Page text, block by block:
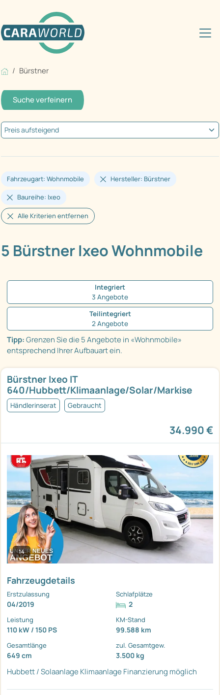
Bürstner
Suche verfeinern
Fahrzeugart: Wohnmobile Hersteller: Bürstner
Baureihe: Ixeo
Alle Kriterien entfernen
5 Bürstner Ixeo Wohnmobile
Integriert
3 Angebote
Teilintegriert
2 Angebote
Tipp:Grenzen Sie die 5 Angebote in «Wohnmobile»
entsprechend Ihrer Aufbauart ein.
Bürstner Ixeo IT
640/Hubbett/Klimaanlage/Solar/Markise
Händlerinserat Gebraucht
34.990 €
14
Fahrzeugdetails
Erstzulassung
04/2019
Schlafplätze
2
Leistung
110 kW / 150 PS
KM-Stand
99.588 km
Gesamtlänge
649 cm
zul. Gesamtgew.
3.500 kg
Hubbett / Solaanlage Klimaanlage Finanzierung möglich